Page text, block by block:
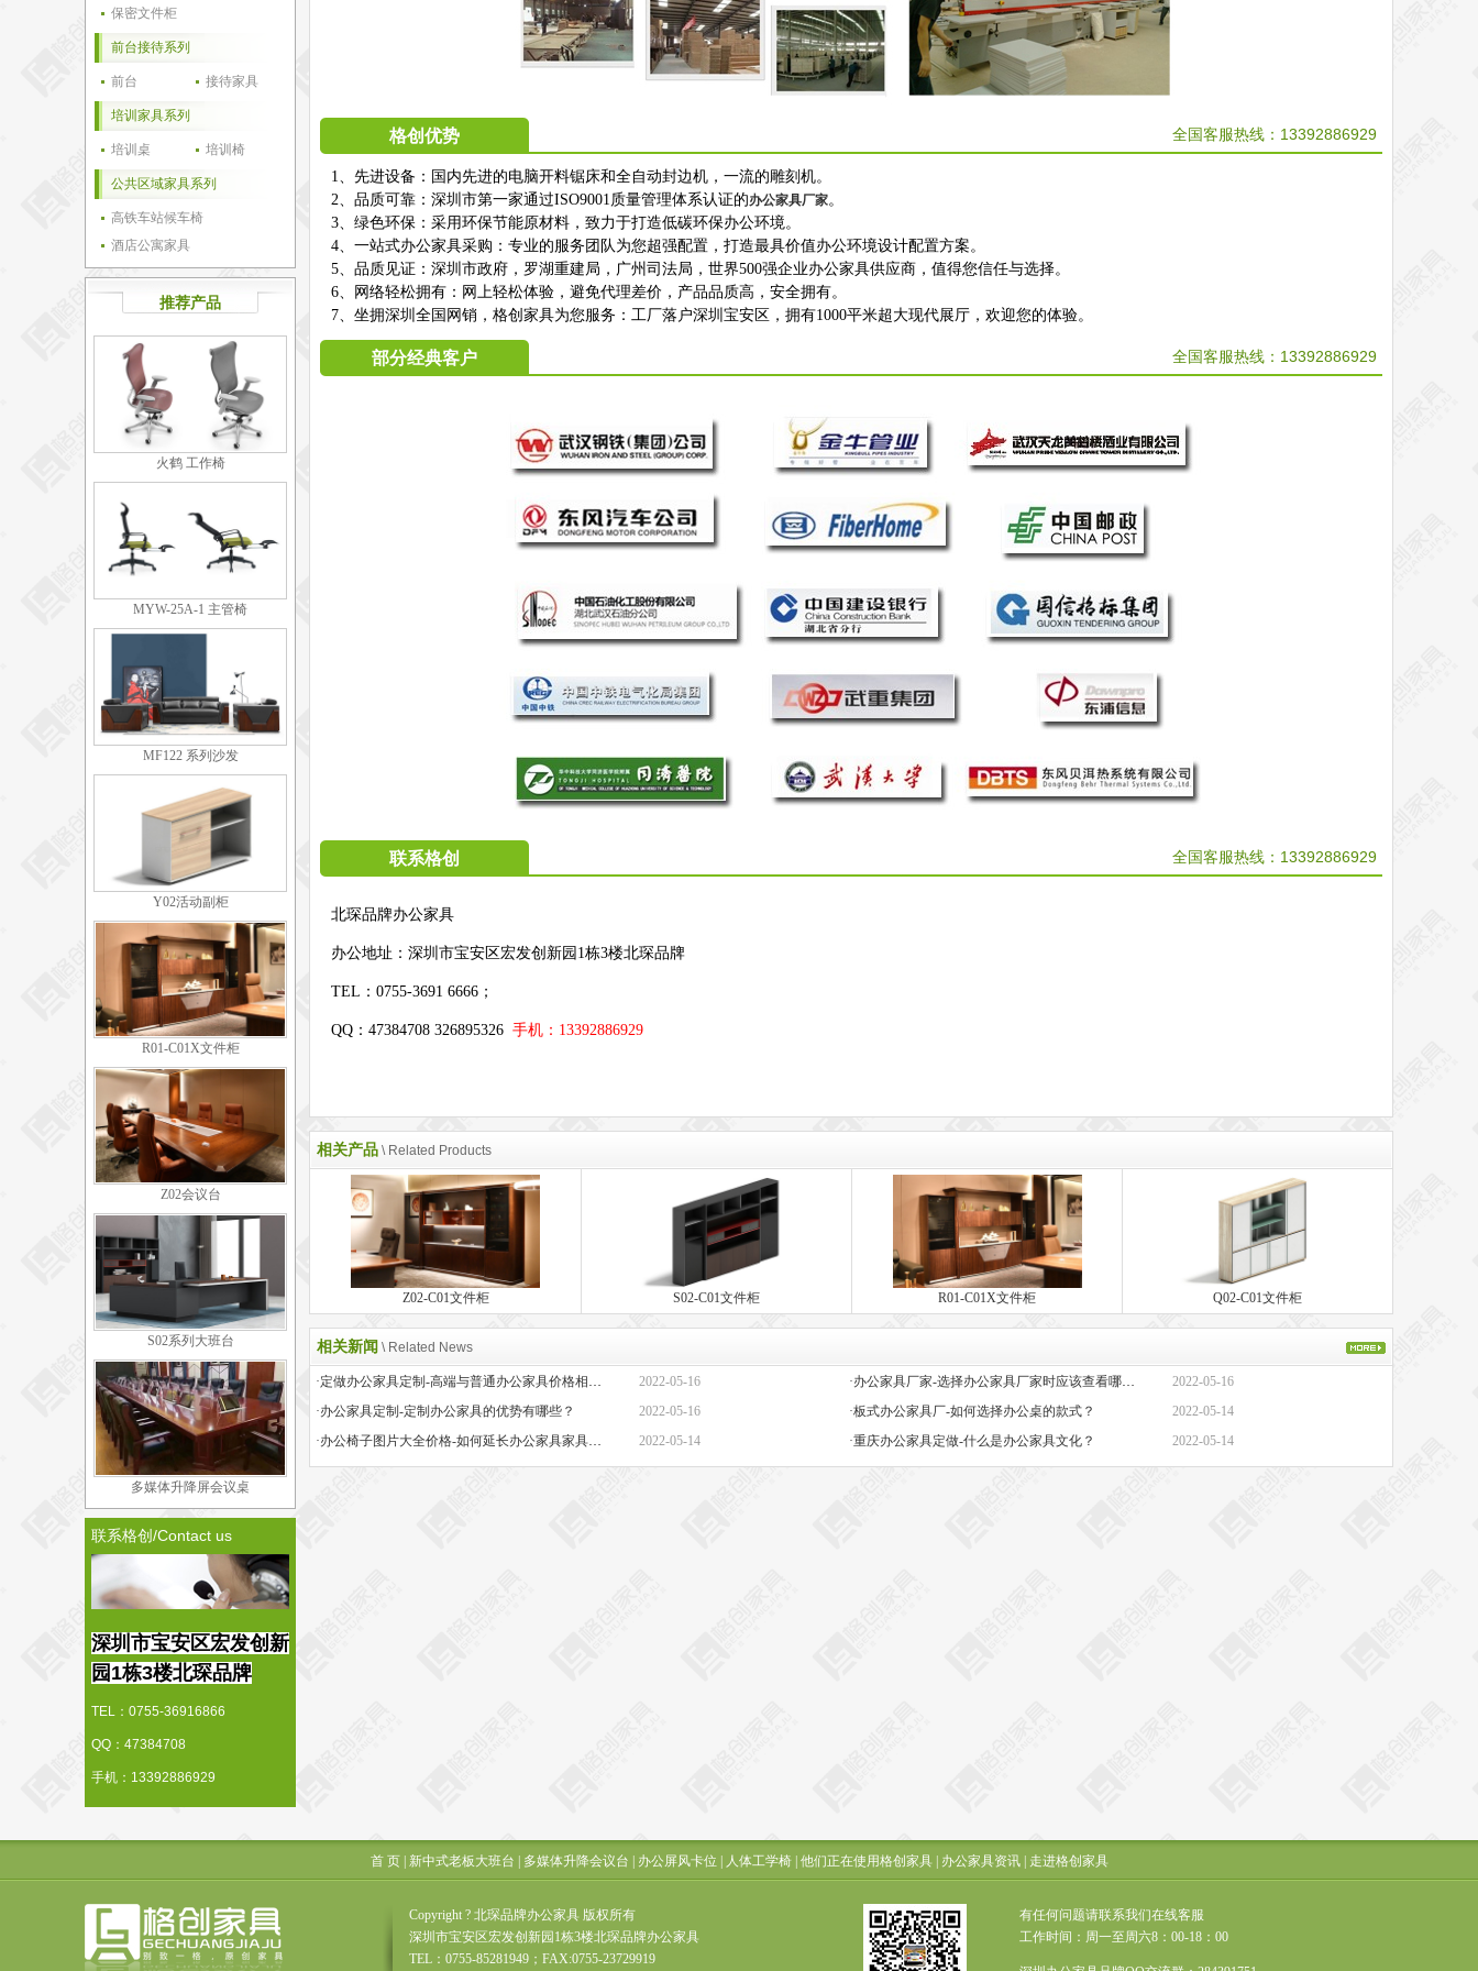
保密文件柜
前台接待系列
前台 接待家具
培训家具系列
培训桌 培训椅
公共区域家具系列
高铁车站候车椅
酒店公寓家具
推荐产品
火鹤 工作椅
MYW-25A-1 主管椅
MF122 系列沙发
Y02活动副柜
R01-C01X文件柜
Z02会议台
S02系列大班台
多媒体升降屏会议桌
联系格创/Contact us
深圳市宝安区宏发创新
园1栋3楼北琛品牌
TEL：0755-36916866
QQ：47384708
手机：13392886929
格创优势 全国客服热线：13392886929
1、先进设备：国内先进的电脑开料锯床和全自动封边机，一流的雕刻机。
2、品质可靠：深圳市第一家通过ISO9001质量管理体系认证的办公家具厂家。
3、绿色环保：采用环保节能原材料，致力于打造低碳环保办公环境。
4、一站式办公家具采购：专业的服务团队为您超强配置，打造最具价值办公环境设计配置方案。
5、品质见证：深圳市政府，罗湖重建局，广州司法局，世界500强企业办公家具供应商，值得您信任与选择。
6、网络轻松拥有：网上轻松体验，避免代理差价，产品品质高，安全拥有。
7、坐拥深圳全国网销，格创家具为您服务：工厂落户深圳宝安区，拥有1000平米超大现代展厅，欢迎您的体验。
部分经典客户 全国客服热线： 13392886929
联系格创 全国客服热线： 13392886929
北琛品牌办公家具
办公地址： 深圳市宝安区宏发创新园1栋3楼北琛品牌
TEL：0755-3691 6666；
QQ：47384708 326895326 手机：13392886929
相关产品 \ Related Products
Z02-C01文件柜 S02-C01文件柜 R01-C01X文件柜 Q02-C01文件柜
相关新闻 \ Related News
·定做办公家具定制-高端与普通办公家具价格相差巨大的原因是什么？ 2022-05-16 ·办公家具厂家-选择办公家具厂家时应该查看哪些方面？
2022-05-16
·办公家具定制-定制办公家具的优势有哪些？
2022-05-16 ·板式办公家具厂-如何选择办公桌的款式？
2022-05-14
·办公椅子图片大全价格-如何延长办公家具家具的保质期？
2022-05-14 ·重庆办公家具定做-什么是办公家具文化？ 2022-05-14
首 页| 新中式老板大班台 多媒体升降会议台 办公屏风卡位 人体工学椅| 他们正在使用格创家具| 办公家具资讯| 走进格创家具
Copyright ? 北琛品牌办公家具 版权所有
深圳市宝安区宏发创新园1栋3楼北琛品牌办公家具
TEL：0755-85281949；FAX:0755-23729919
有任何问题请联系我们在线客服
工作时间：周一至周六8：00-18：00